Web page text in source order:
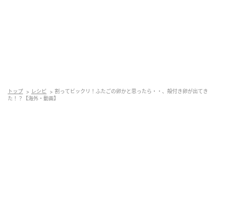
トップ レシピ
割ってビックリ！ふたごの卵かと思ったら・・、殻付き卵が出てき
た！？【海外・動画】